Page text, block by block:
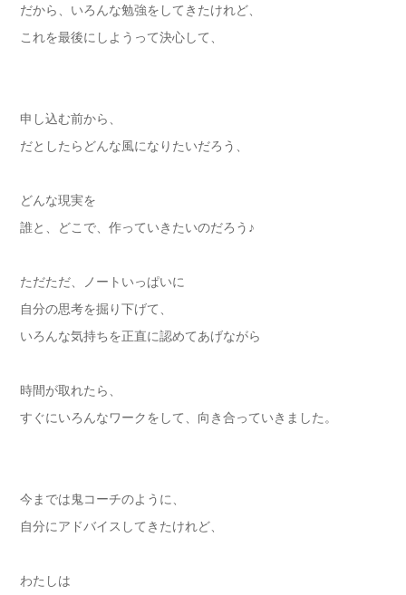
だから、いろんな勉強をしてきたけれど、
これを最後にしようって決心して、
申し込む前から、
だとしたらどんな風になりたいだろう、
どんな現実を
誰と、どこで、作っていきたいのだろう♪
ただただ、ノートいっぱいに
自分の思考を掘り下げて、
いろんな気持ちを正直に認めてあげながら
時間が取れたら、
すぐにいろんなワークをして、向き合っていきました。
今までは鬼コーチのように、
自分にアドバイスしてきたけれど、
わたしは